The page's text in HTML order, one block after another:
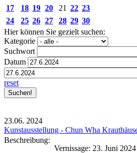
17
18 19 20 21 22 23
24
25 26 27 28 29 30
Hier können Sie gezielt suchen:
Kategorie
Suchwort
Datum
reset
23.06. 2024
Kunstausstellung - Chun Wha
Beschreibung:
Vernissage: 23. Juni